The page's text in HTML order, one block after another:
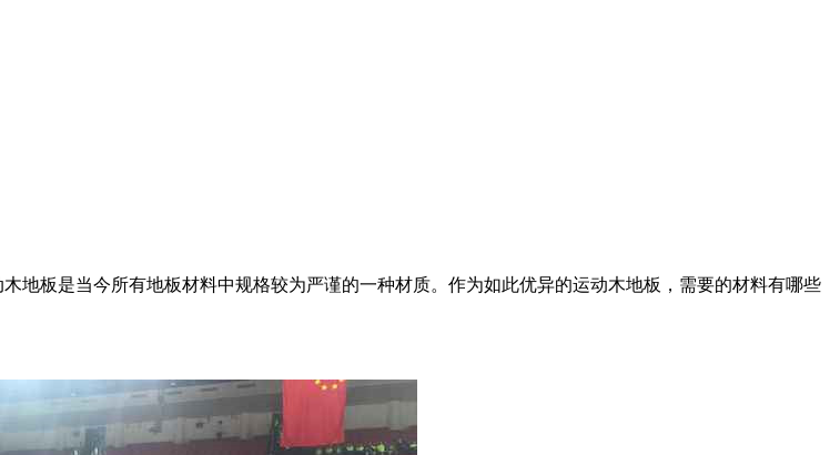
地板是当今所有地板材料中规格较为严谨的一种材质。作为如此优异的运动木地板，需要的材料有哪些